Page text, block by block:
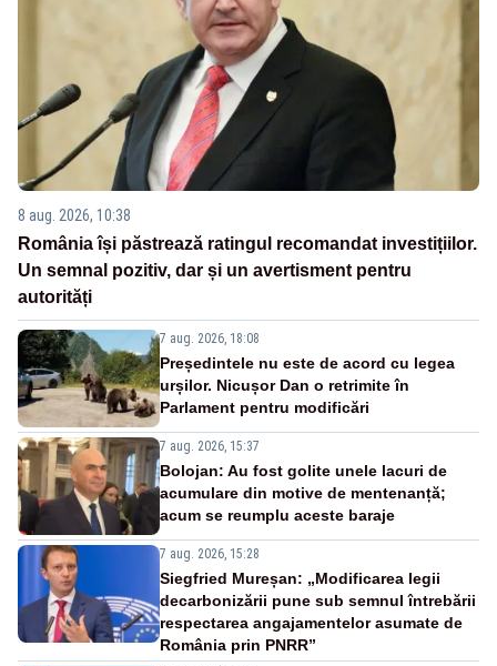
8 aug. 2026, 10:38
România își păstrează ratingul recomandat investițiilor.
Un semnal pozitiv, dar și un avertisment pentru
autorități
7 aug. 2026, 18:08
Președintele nu este de acord cu legea
urșilor. Nicușor Dan o retrimite în
Parlament pentru modificări
7 aug. 2026, 15:37
Bolojan: Au fost golite unele lacuri de
acumulare din motive de mentenanță;
acum se reumplu aceste baraje
7 aug. 2026, 15:28
Siegfried Mureșan: „Modificarea legii
decarbonizării pune sub semnul întrebării
respectarea angajamentelor asumate de
România prin PNRR”